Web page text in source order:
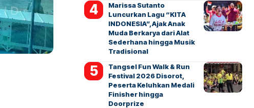
Marissa Sutanto
Luncurkan Lagu “KITA
INDONESIA”, Ajak Anak
Muda Berkarya dari Alat
Sederhana hingga Musik
Tradisional
Tangsel Fun Walk & Run
Festival 2026 Disorot,
Peserta Keluhkan Medali
Finisher hingga
Doorprize